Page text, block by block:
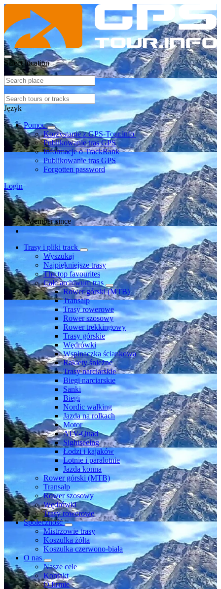
Select location
Język
Pomoc
Korzystanie z GPS-Tour.info
Publikowanie tras GPS
Informacje o TrackRank
Publikowanie tras GPS
Forgotten password
Login
Member since
Trasy i pliki track
Wyszukaj
Najpiękniejsze trasy
The top favourites
Całe archiwum tras
Rower górski (MTB)
Transalp
Trasy rowerowe
Rower szosowy
Rower trekkingowy
Trasy górskie
Wędrówki
Wspinaczka ściankowa
Rakiety śnieżne
Trasy narciarskie
Biegi narciarskie
Sanki
Biegi
Nordic walking
Jazda na rolkach
Motor
ATV-Quad
Sightseeing
Łodzi i kajaków
Lotnie i paralotnie
Jazda konna
Rower górski (MTB)
Transalp
Rower szosowy
Wędrówki
Trasy rowerowe
Społeczność
Mistrzowie trasy
Koszulka żółta
Koszulka czerwono-biała
O nas
Nasze cele
Kontakt
O firmie